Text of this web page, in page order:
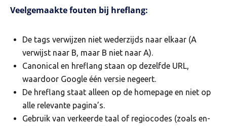
Veelgemaakte fouten bij hreflang:
De tags verwijzen niet wederzijds naar elkaar (A
verwijst naar B, maar B niet naar A).
Canonical en hreflang staan op dezelfde URL,
waardoor Google één versie negeert.
De hreflang staat alleen op de homepage en niet op
alle relevante pagina’s.
Gebruik van verkeerde taal of regiocodes (zoals en-